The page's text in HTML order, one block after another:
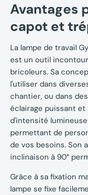
Avantages
capot et
La lampe de travail
est un outil
bricoleurs. Sa
l'utiliser dans
chantier, ou dans
éclairage puissant et
d'intensité
permettant de
de vos besoins. Son
inclinaison à 90°
Grâce à sa fixation
lampe se fixe